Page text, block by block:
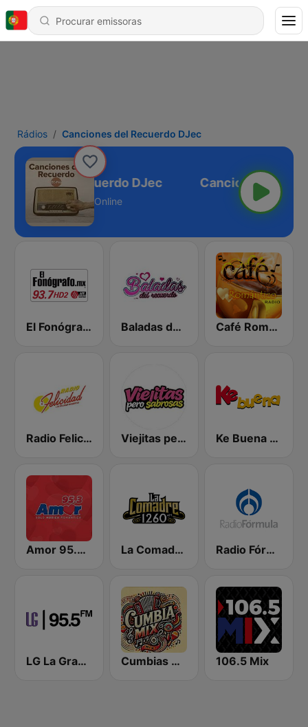
Rádios Canciones del Recuerdo DJec
del Recuerdo DJec
Online
El Fonógrafo HD2 Baladas del Recuerdo Café Romántico Radio
Radio Felicidad 1180 AM Viejitas pero Sabrosas Radio Ke Buena 92.9 FM
Amor 95.3 FM La Comadre 1260 AM Radio Fórmula 103.3 FM
LG La Grande Cumbias Mix 106.5 Mix